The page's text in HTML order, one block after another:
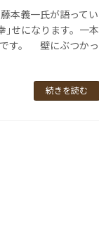
本義一氏が語ってい
せになります。一本
です。 壁にぶつかっ
続きを読む